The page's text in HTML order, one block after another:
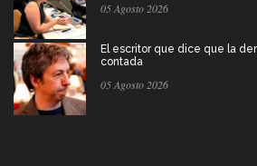
05 Agosto 2026
El escritor que dice que la
contada
05 Agosto 2026